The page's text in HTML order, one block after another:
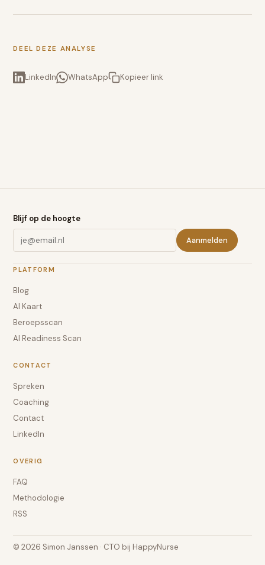
DEEL DEZE ANALYSE
LinkedIn WhatsApp Kopieer link
Blijf op de hoogte
Aanmelden
PLATFORM
Blog
AI Kaart
Beroepsscan
AI Readiness Scan
CONTACT
Spreken
Coaching
Contact
LinkedIn
OVERIG
FAQ
Methodologie
RSS
© 2026 Simon Janssen · CTO bij HappyNurse